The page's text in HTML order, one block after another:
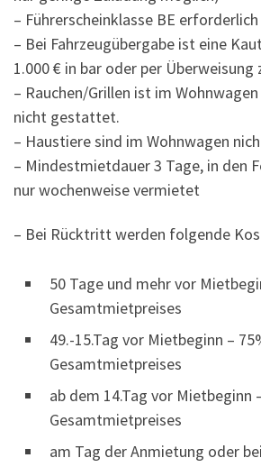
– Führerscheinklasse BE erforderlich
– Bei Fahrzeugübergabe ist eine
1.000 € in bar oder per Überweisung
– Rauchen/Grillen ist im
nicht gestattet.
– Haustiere sind im Wohnwagen
– Mindestmietdauer 3 Tage, in den
nur wochenweise vermietet
– Bei Rücktritt werden folgende
50 Tage und mehr vor
Gesamtmietpreises
49.-15.Tag vor Mietbeginn –
Gesamtmietpreises
ab dem 14.Tag vor Mietbeginn
Gesamtmietpreises
am Tag der Anmietung oder